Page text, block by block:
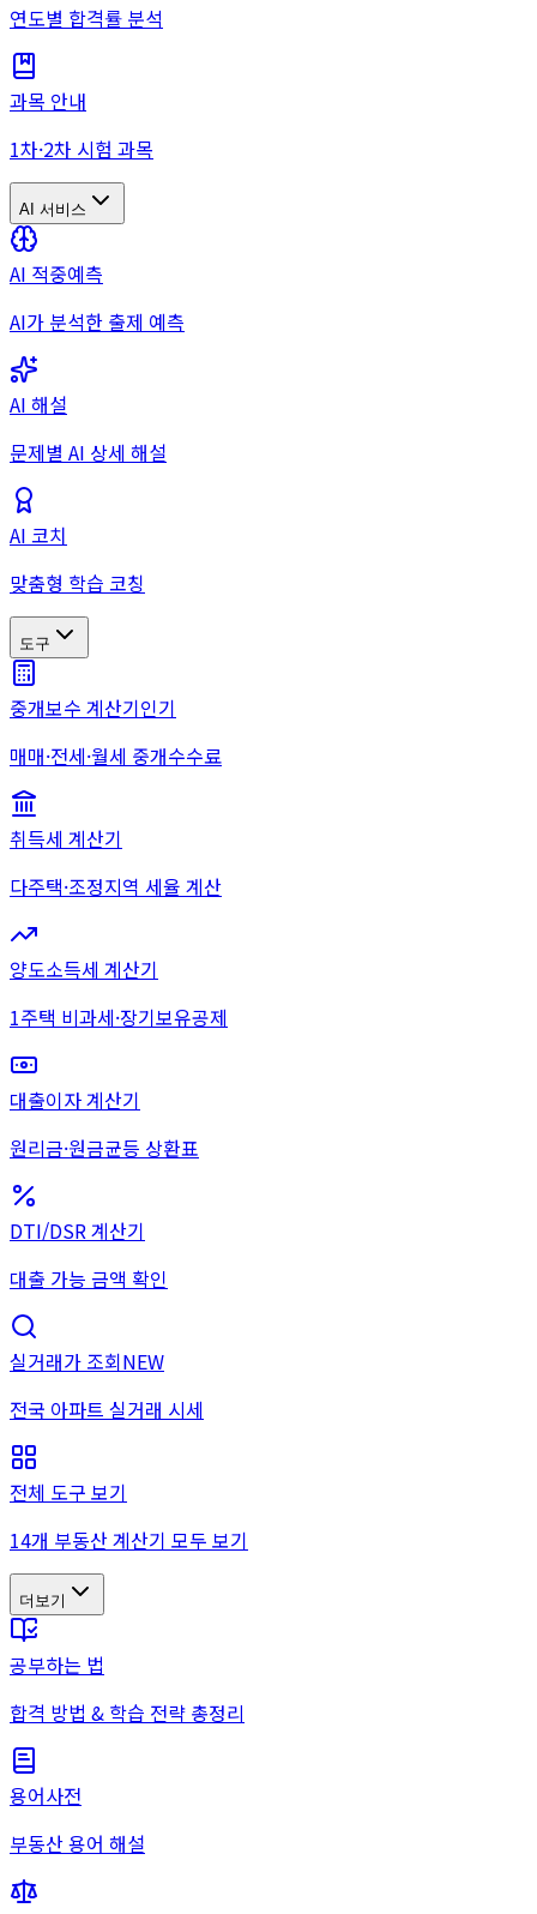
연도별 합격률 분석
과목 안내
1차·2차 시험 과목
AI 서비스
AI 적중예측
AI가 분석한 출제 예측
AI 해설
문제별 AI 상세 해설
AI 코치
맞춤형 학습 코칭
도구
중개보수 계산기인기
매매·전세·월세 중개수수료
취득세 계산기
다주택·조정지역 세율 계산
양도소득세 계산기
1주택 비과세·장기보유공제
대출이자 계산기
원리금·원금균등 상환표
DTI/DSR 계산기
대출 가능 금액 확인
실거래가 조회NEW
전국 아파트 실거래 시세
전체 도구 보기
14개 부동산 계산기 모두 보기
더보기
공부하는 법
합격 방법 & 학습 전략 총정리
용어사전
부동산 용어 해설